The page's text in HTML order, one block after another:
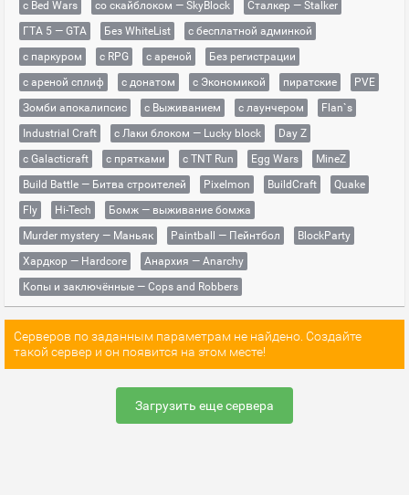
с Bed Wars
со скайблоком — SkyBlock
Сталкер — Stalker
ГТА 5 — GTA
Без WhiteList
с бесплатной админкой
с паркуром
с RPG с ареной
Без регистрации
с ареной сплиф
с донатом с Экономикой пиратские
PVE
Зомби апокалипсис
с Выживанием с лаунчером
Flan`s
Industrial Craft
с Лаки блоком — Lucky block
Day Z
с Galacticraft
с прятками с TNT Run Egg Wars
MineZ
Build Battle — Битва строителей
Pixelmon BuildCraft
Quake
Fly
Hi-Tech
Бомж — выживание бомжа
Murder mystery — Маньяк
Paintball — Пейнтбол
BlockParty
Хардкор — Hardcore
Анархия — Anarchy
Копы и заключённые — Cops and Robbers
Серверов по заданным параметрам не найдено. Создайте
такой сервер и он появится на этом месте!
Загрузить еще сервера